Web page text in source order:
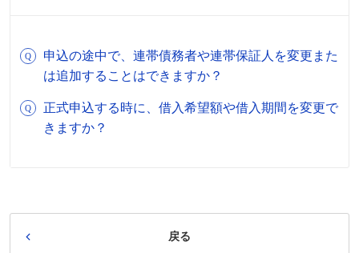
申込の途中で、連帯債務者や連帯保証人を変更また
は追加することはできますか？
正式申込する時に、借入希望額や借入期間を変更で
きますか？
戻る